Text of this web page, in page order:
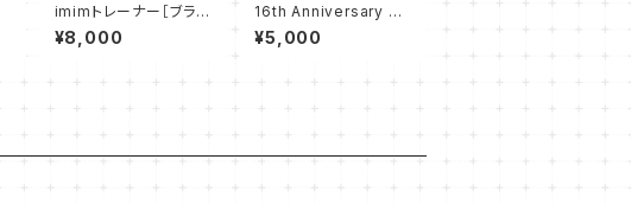
imimトレーナー［ブラッ
ク XXL〜XXXL］
¥8,000
16th Anniversary T
シャツ【ホワイト SS〜L
L】
¥5,000